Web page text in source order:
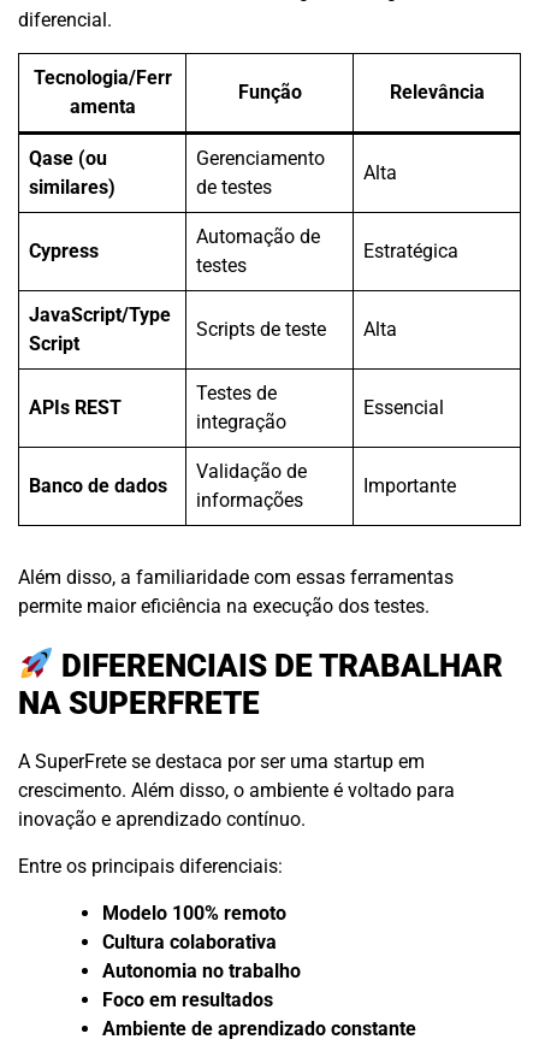
diferencial.
Tecnologia/Ferr
amenta
Função Relevância
Qase (ou
similares)
Gerenciamento
de testes
Alta
Cypress
Automação de
testes
Estratégica
JavaScript/Type
Script
Scripts de teste Alta
APIs REST
Testes de
integração
Essencial
Banco de dados
Validação de
informações
Importante
Além disso, a familiaridade com essas ferramentas
permite maior eficiência na execução dos testes.
DIFERENCIAIS DE TRABALHAR
NA SUPERFRETE
A SuperFrete se destaca por ser uma startup em
crescimento. Além disso, o ambiente é voltado para
inovação e aprendizado contínuo.
Entre os principais diferenciais:
Modelo 100% remoto
Cultura colaborativa
Autonomia no trabalho
Foco em resultados
Ambiente de aprendizado constante